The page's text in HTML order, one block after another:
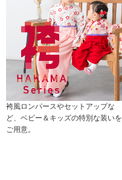
袴風ロンパースやセットアップな
ど、ベビー＆キッズの特別な装いを
ご用意。